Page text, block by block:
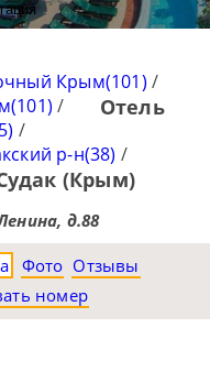
Крым(101) /
/
/
р-н(38) /
Отель
(Крым)
д.88
Фото Отзывы
номер